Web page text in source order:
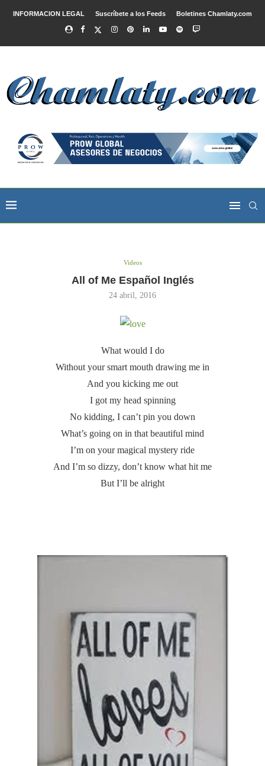
INFORMACION LEGAL Suscríbete a los Feeds Boletines Chamlaty.com
Videos
All of Me Español Inglés
24 abril, 2016
What would I do
Without your smart mouth drawing me in
And you kicking me out
I got my head spinning
No kidding, I can’t pin you down
What’s going on in that beautiful mind
I’m on your magical mystery ride
And I’m so dizzy, don’t know what hit me
But I’ll be alright
Este archivo de video no